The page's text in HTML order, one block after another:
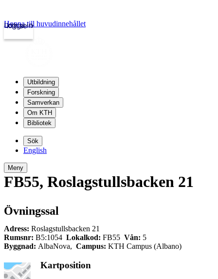
kth.se
Logga in
Hoppa till huvudinnehållet
Utbildning
Forskning
Samverkan
Om KTH
Bibliotek
Sök
English
Meny
FB55, Roslagstullsbacken 21
Övningssal
Adress: Roslagstullsbacken 21
Rumsnr: B5:1054 Lokalkod: FB55 Vån: 5
Byggnad: AlbaNova, Campus: KTH Campus (Albano)
Kartposition